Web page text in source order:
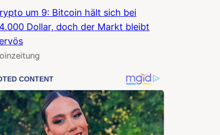
um 9: Bitcoin hält sich bei
Dollar, doch der Markt bleibt